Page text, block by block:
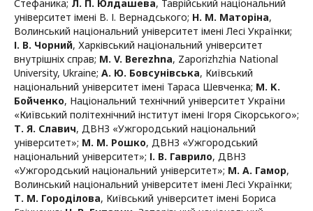
Стефаника; Л. П. Юлдашева, Таврійський національний
університет імені В. І. Вернадського; Н. М. Маторіна,
Волинський національний університет імені Лесі Українки;
І. В. Чорний, Харківський національний університет
внутрішніх справ; M. V. Berezhna, Zaporizhzhia National
University, Ukraine; А. Ю. Бовсунівська, Київський
національний університет імені Тараса Шевченка; М. К.
Бойченко, Національний технічний університет України
«Київський політехнічний інститут імені Ігоря Сікорського»;
Т. Я. Славич, ДВНЗ «Ужгородський національний
університет»; М. М. Рошко, ДВНЗ «Ужгородський
національний університет»; І. В. Гаврило, ДВНЗ
«Ужгородський національний університет»; М. А. Гамор,
Волинський національний університет імені Лесі Українки;
Т. М. Городілова, Київський університет імені Бориса